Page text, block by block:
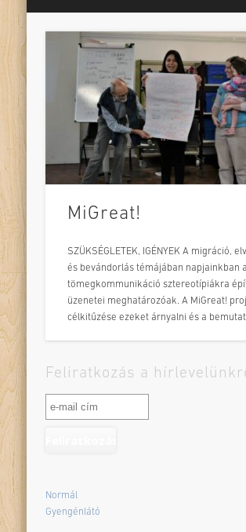
MiGreat!
SZÜKSÉGLETEK, IGÉNYEK A migráció,
és bevándorlás témájában napjainkban a
tömegkommunikáció sztereotípiákra
üzenetei meghatározóak. A MiGreat!
célkitűzése ezeket árnyalni és a
Feliratkozás a
Normál
Gyengénlátó